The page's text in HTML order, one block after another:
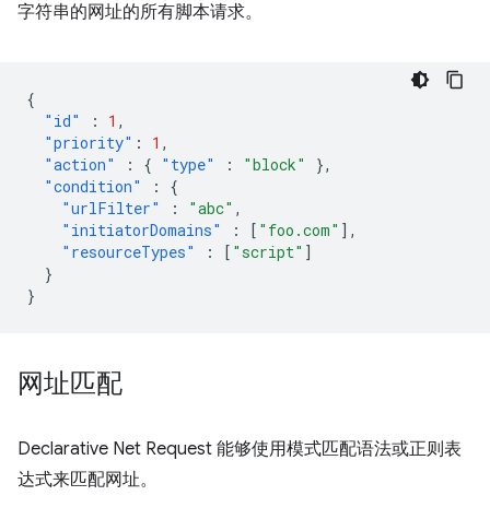
字符串的网址的所有脚本请求。
{
"id"
: 1 ,
"priority" : 1 ,
"action"
: { "type" : "block"
},
"condition"
:
{
"urlFilter"
: "abc" ,
"initiatorDomains"
: [ "foo.com" ],
"resourceTypes"
: [ "script" ]
}
}
网址匹配
Declarative Net Request 能够使用模式匹配语法或正则表
达式来匹配网址。